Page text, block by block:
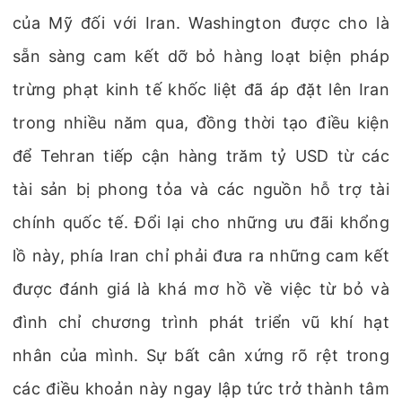
của Mỹ đối với Iran. Washington được cho là
sẵn sàng cam kết dỡ bỏ hàng loạt biện pháp
trừng phạt kinh tế khốc liệt đã áp đặt lên Iran
trong nhiều năm qua, đồng thời tạo điều kiện
để Tehran tiếp cận hàng trăm tỷ USD từ các
tài sản bị phong tỏa và các nguồn hỗ trợ tài
chính quốc tế. Đổi lại cho những ưu đãi khổng
lồ này, phía Iran chỉ phải đưa ra những cam kết
được đánh giá là khá mơ hồ về việc từ bỏ và
đình chỉ chương trình phát triển vũ khí hạt
nhân của mình. Sự bất cân xứng rõ rệt trong
các điều khoản này ngay lập tức trở thành tâm